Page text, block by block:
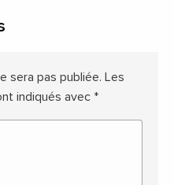
sera pas publiée. Les
indiqués avec *